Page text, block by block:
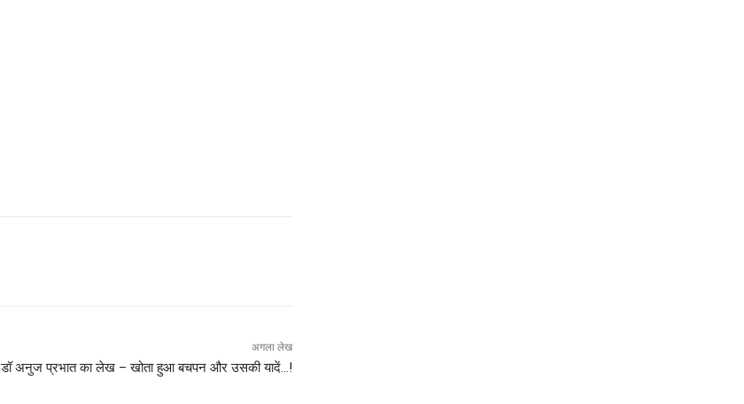
अगला लेख
डॉ अनुज प्रभात का लेख – खोता हुआ बचपन और उसकी यादें…!